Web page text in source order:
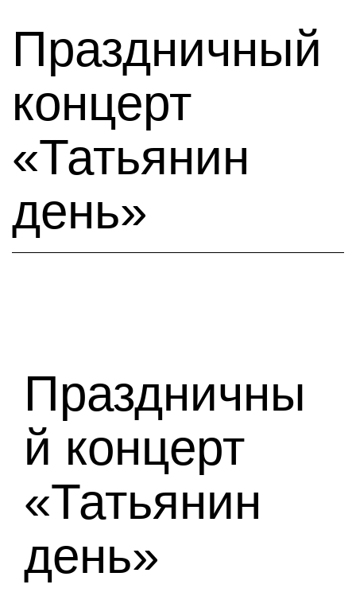
Праздничный
концерт
«Татьянин
день»
Праздничны
й концерт
«Татьянин
день»